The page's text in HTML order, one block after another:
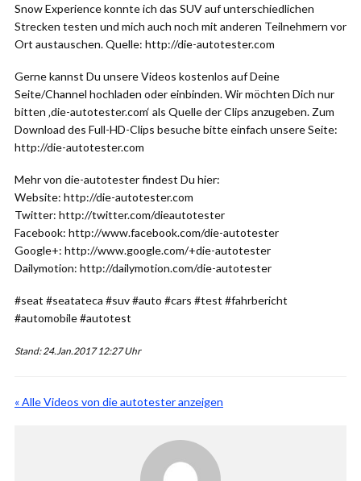
Snow Experience konnte ich das SUV auf unterschiedlichen
Strecken testen und mich auch noch mit anderen Teilnehmern vor
Ort austauschen. Quelle: http://die-autotester.com
Gerne kannst Du unsere Videos kostenlos auf Deine
Seite/Channel hochladen oder einbinden. Wir möchten Dich nur
bitten ‚die-autotester.com‘ als Quelle der Clips anzugeben. Zum
Download des Full-HD-Clips besuche bitte einfach unsere Seite:
http://die-autotester.com
Mehr von die-autotester findest Du hier:
Website: http://die-autotester.com
Twitter: http://twitter.com/dieautotester
Facebook: http://www.facebook.com/die-autotester
Google+: http://www.google.com/+die-autotester
Dailymotion: http://dailymotion.com/die-autotester
#seat #seatateca #suv #auto #cars #test #fahrbericht
#automobile #autotest
Stand: 24.Jan.2017 12:27 Uhr
« Alle Videos von die autotester anzeigen